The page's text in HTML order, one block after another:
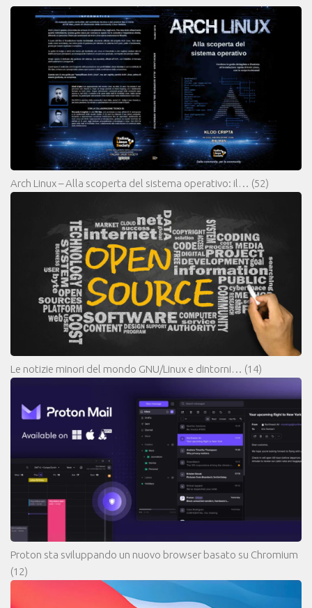
Arch Linux – Alla scoperta del sistema operativo: il… (52)
Le notizie minori del mondo GNU/Linux e dintorni… (14)
Proton sta sviluppando un nuovo browser basato su Chromium
(12)